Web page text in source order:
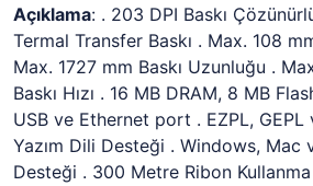
Açıklama: . 203 DPI Baskı
Termal Transfer Baskı . Max. 108
Max. 1727 mm Baskı Uzunluğu .
Baskı Hızı . 16 MB DRAM, 8 MB
USB ve Ethernet port . EZPL, GEPL
Yazım Dili Desteği . Windows, Mac
Desteği . 300 Metre Ribon Kullanma